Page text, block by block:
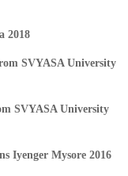
2018
SVYASA University
SVYASA University
Iyenger Mysore 2016